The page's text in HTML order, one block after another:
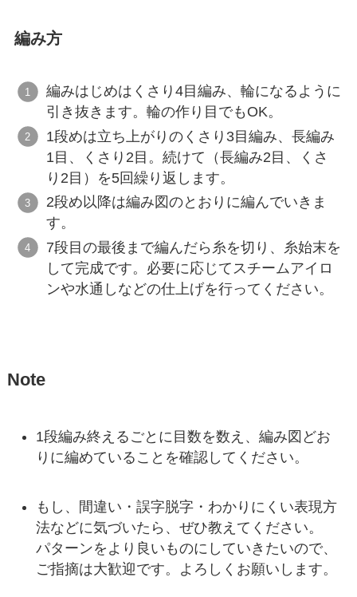
編み方
編みはじめはくさり4目編み、輪になるように
引き抜きます。輪の作り目でもOK。
1段めは立ち上がりのくさり3目編み、長編み
1目、くさり2目。続けて（長編み2目、くさ
り2目）を5回繰り返します。
2段め以降は編み図のとおりに編んでいきま
す。
7段目の最後まで編んだら糸を切り、糸始末を
して完成です。必要に応じてスチームアイロ
ンや水通しなどの仕上げを行ってください。
Note
1段編み終えるごとに目数を数え、編み図どお
りに編めていることを確認してください。
もし、間違い・誤字脱字・わかりにくい表現方
法などに気づいたら、ぜひ教えてください。
パターンをより良いものにしていきたいので、
ご指摘は大歓迎です。よろしくお願いします。